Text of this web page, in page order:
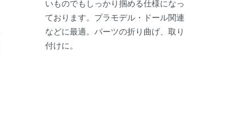
いものでもしっかり掴める仕様になっ
ております。プラモデル・ドール関連
などに最適。パーツの折り曲げ、取り
付けに。